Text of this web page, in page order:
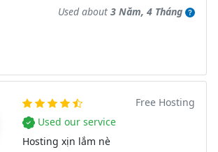
Used about 3 Năm, 4 Tháng
Free Hosting
Used our service
Hosting xịn lắm nè